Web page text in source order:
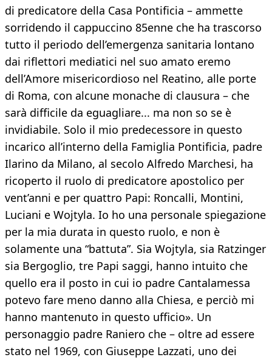
di predicatore della Casa Pontificia – ammette
sorridendo il cappuccino 85enne che ha trascorso
tutto il periodo dell’emergenza sanitaria lontano
dai riflettori mediatici nel suo amato eremo
dell’Amore misericordioso nel Reatino, alle porte
di Roma, con alcune monache di clausura – che
sarà difficile da eguagliare... ma non so se è
invidiabile. Solo il mio predecessore in questo
incarico all’interno della Famiglia Pontificia, padre
Ilarino da Milano, al secolo Alfredo Marchesi, ha
ricoperto il ruolo di predicatore apostolico per
vent’anni e per quattro Papi: Roncalli, Montini,
Luciani e Wojtyla. Io ho una personale spiegazione
per la mia durata in questo ruolo, e non è
solamente una “battuta”. Sia Wojtyla, sia Ratzinger
sia Bergoglio, tre Papi saggi, hanno intuito che
quello era il posto in cui io padre Cantalamessa
potevo fare meno danno alla Chiesa, e perciò mi
hanno mantenuto in questo ufficio». Un
personaggio padre Raniero che – oltre ad essere
stato nel 1969, con Giuseppe Lazzati, uno dei